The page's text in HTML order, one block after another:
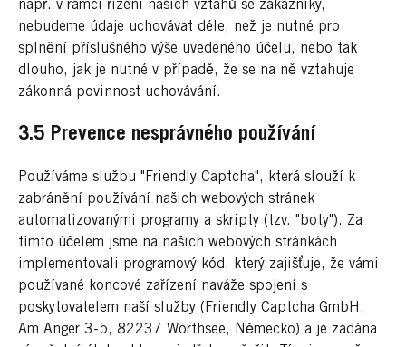
např. v rámci řízení našich vztahů se zákazníky,
nebudeme údaje uchovávat déle, než je nutné pro
splnění příslušného výše uvedeného účelu, nebo tak
dlouho, jak je nutné v případě, že se na ně vztahuje
zákonná povinnost uchovávání.
3.5 Prevence nesprávného používání
Používáme službu "Friendly Captcha", která slouží k
zabránění používání našich webových stránek
automatizovanými programy a skripty (tzv. "boty"). Za
tímto účelem jsme na našich webových stránkách
implementovali programový kód, který zajišťuje, že vámi
používané koncové zařízení naváže spojení s
poskytovatelem naší služby (Friendly Captcha GmbH,
Am Anger 3-5, 82237 Wörthsee, Německo) a je zadána